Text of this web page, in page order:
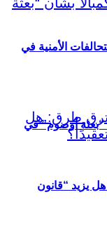
“بعثة أوصوم” في
الأمنية في
يزيد “قانون